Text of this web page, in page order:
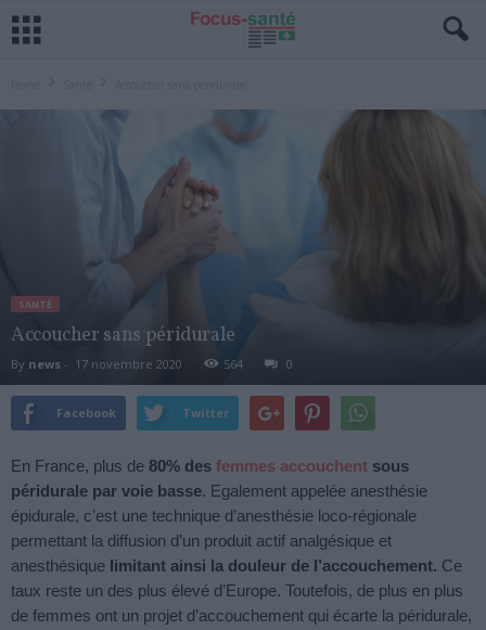
SANTÉ
Accoucher sans péridurale
By news - 17 novembre 2020 564 0
Facebook Twitter
En France, plus de 80% des femmes accouchent sous
péridurale par voie basse. Egalement appelée anesthésie
épidurale, c’est une technique d’anesthésie loco-régionale
permettant la diffusion d’un produit actif analgésique et
anesthésique limitant ainsi la douleur de l’accouchement. Ce
taux reste un des plus élevé d’Europe. Toutefois, de plus en plus
de femmes ont un projet d’accouchement qui écarte la péridurale,